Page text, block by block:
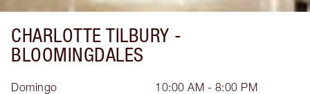
CHARLOTTE TILBURY -
BLOOMINGDALES
Domingo
10:00 AM - 8:00 PM